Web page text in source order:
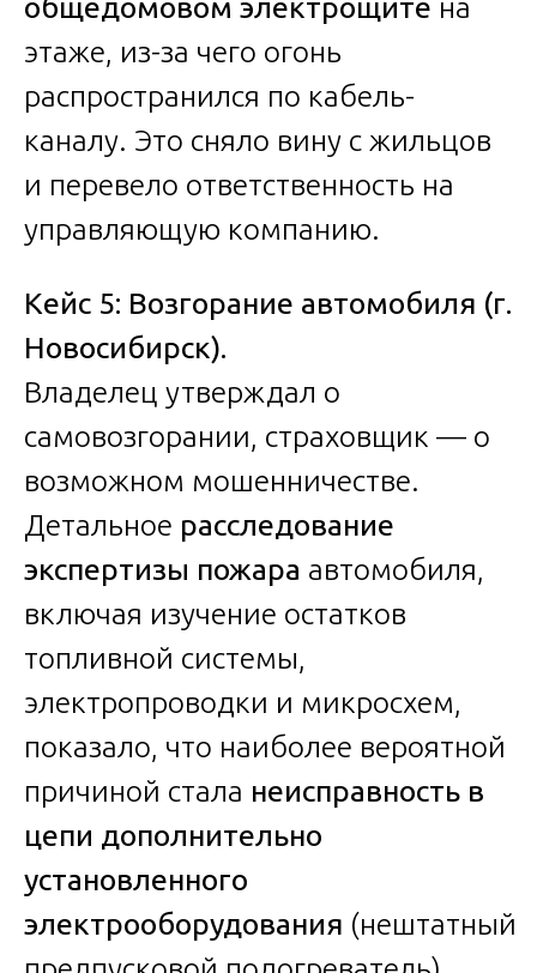
общедомовом электрощите на
этаже, из-за чего огонь
распространился по кабель-
каналу. Это сняло вину с жильцов
и перевело ответственность на
управляющую компанию.
Кейс 5: Возгорание автомобиля (г.
Новосибирск).
Владелец утверждал о
самовозгорании, страховщик — о
возможном мошенничестве.
Детальное расследование
экспертизы пожара автомобиля,
включая изучение остатков
топливной системы,
электропроводки и микросхем,
показало, что наиболее вероятной
причиной стала неисправность в
цепи дополнительно
установленного
электрооборудования (нештатный